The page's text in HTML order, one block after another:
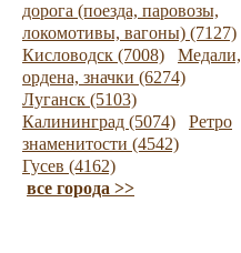
дорога (поезда, паровозы,
локомотивы, вагоны) (7127)
Кисловодск (7008)
Медали,
ордена, значки (6274)
Луганск (5103)
Калининград (5074)
Ретро
знаменитости (4542)
Гусев (4162)
все города >>